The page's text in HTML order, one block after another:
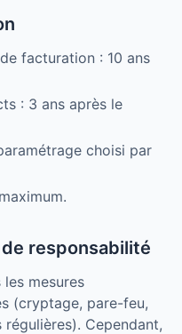
facturation : 10 ans
: 3 ans après le
choisi par
responsabilité
mesures
(cryptage, pare-feu,
régulières). Cependant,